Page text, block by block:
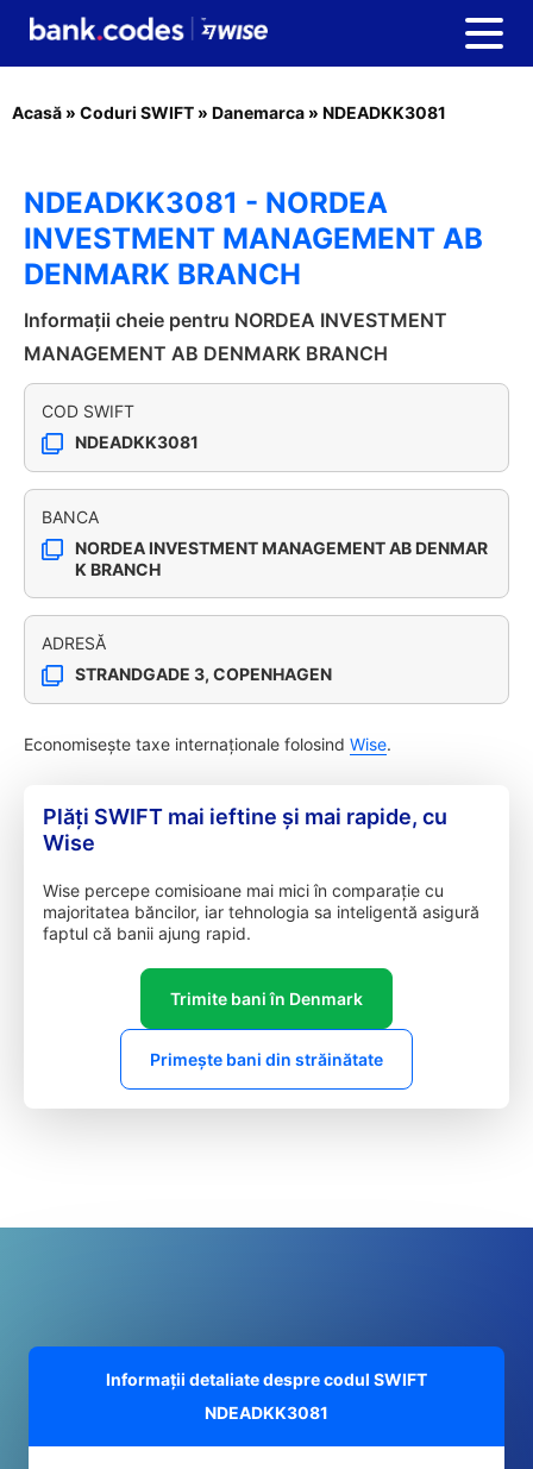
Acasă » Coduri SWIFT » Danemarca » NDEADKK3081
NDEADKK3081 - NORDEA
INVESTMENT MANAGEMENT AB
DENMARK BRANCH
Informații cheie pentru NORDEA INVESTMENT
MANAGEMENT AB DENMARK BRANCH
COD SWIFT
NDEADKK3081
BANCA
NORDEA INVESTMENT MANAGEMENT AB DENMAR
K BRANCH
ADRESĂ
STRANDGADE 3, COPENHAGEN
Economisește taxe internaționale folosind Wise.
Plăți SWIFT mai ieftine și mai rapide, cu
Wise
Wise percepe comisioane mai mici în comparație cu
majoritatea băncilor, iar tehnologia sa inteligentă asigură
faptul că banii ajung rapid.
Trimite bani în Denmark
Primește bani din străinătate
Informații detaliate despre codul SWIFT
NDEADKK3081